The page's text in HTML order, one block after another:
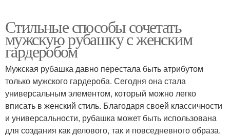
Стильные способы сочетать
мужскую рубашку с женским
гардеробом
Мужская рубашка давно перестала быть атрибутом
только мужского гардероба. Сегодня она стала
универсальным элементом, который можно легко
вписать в женский стиль. Благодаря своей классичности
и универсальности, рубашка может быть использована
для создания как делового, так и повседневного образа.